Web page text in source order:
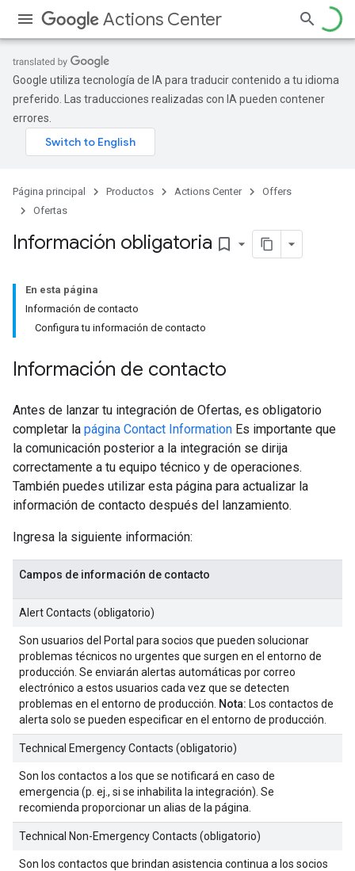
Actions Center
Google utiliza tecnología de IA para traducir contenido a tu idioma
preferido. Las traducciones realizadas con IA pueden contener
errores.
Página principal Productos Actions Center
Offers
Ofertas
Información obligatoria bookmark_border
En esta página
Información de contacto
Configura tu información de contacto
Información de contacto
Antes de lanzar tu integración de Ofertas, es obligatorio
completar la página Contact Information Es importante que
la comunicación posterior a la integración se dirija
correctamente a tu equipo técnico y de operaciones.
También puedes utilizar esta página para actualizar la
información de contacto después del lanzamiento.
Ingresa la siguiente información:
Campos de información de contacto
Alert Contacts (obligatorio)
Son usuarios del Portal para socios que pueden solucionar
problemas técnicos no urgentes que surgen en el entorno de
producción. Se enviarán alertas automáticas por correo
electrónico a estos usuarios cada vez que se detecten
problemas en el entorno de producción. Nota: Los contactos de
alerta solo se pueden especificar en el entorno de producción.
Technical Emergency Contacts (obligatorio)
Son los contactos a los que se notificará en caso de
emergencia (p. ej., si se inhabilita la integración). Se
recomienda proporcionar un alias de la página.
Technical Non-Emergency Contacts (obligatorio)
Son los contactos que brindan asistencia continua a los socios